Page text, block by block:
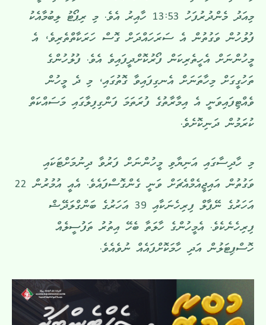
މިއަދު މެންދުރުފަހު 13:53 ހާއިރު އެވެ. މި ރިޕޯޓު ލިބުމާއެކު
ފުލުހުން ވަގުތުން އެ ސަރަހައްދަށް ގޮސް ހަރަކާތްތެރިވެ، އެ
މީހުންނަށް އެހީތެރިކަން ފޯރުކޮށްދީފައިވެ އެވެ. ފުލުހުންގެ
ތަހުގީގަށް މިހާތަނަށް އެނގިފައިވާ ގޮތުގައި، މި ދެ މީހުން
ވެއްޓިފައިވަނީ އެ އިމާރާތުގެ ފުރަތަމަ ފަންގިފިލާގައި މަސައްކަތް
ކުރަމުން ދަނިކޮށެވެ.
މި ހާދިސާގައި އަނިޔާވި މީހުންނަށް ފަރުވާ ދިނުމަށްޓަކައި
ވަގުތުން އައިޖީއެމްއެޗަށް ވަނީ ގެންގޮސްފައެވެ. އެއީ އުމުރުން 22
އަހަރުގެ ނޭޕާލް ފިރިހެނަކާއި 39 އަހަރުގެ ބަންގްލަދޭޝް
ފިރިހެނެކެވެ. އެމީހުންގެ ހާލަތާ ބެހޭ އިތުރު ތަފުސީލެއް
ހޮސްޕިޓަލުން އަދި ހާމަކޮށްފައެއް ނުވެއެވެ.